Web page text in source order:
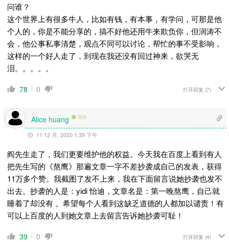
问谁？
这个世界上有很多牛人，比如有钱，有本事，有学问，可那是他
个人的，你是不能分享的，搞不好他还用牛来欺负你，但润涛不
会，他公事私事清楚，观点不同可以讨论，帮忙的事不受影响，
这样的一个好人走了，到现在我还没有回过神来，欲哭无
泪。。。。。
78 0 打开回复 (7)
Alice huang 离线
11 12 月, 2020 1:39 下午
阎先生走了，我们更要维护他的权益。今天我在百度上看到有人
把先生写的《熬鹰》那遍文章一字不差抄袭成自己的发表，获得
11万多个赞。我截图了发不上来，我在下面留言说她抄袭也发不
出去。抄袭的人是：yidi 怡迪，文章名是：第一晚熬鹰，自己就
睡着了却没有 。希望每个人看到这缺乏道德的人都加以谴责！有
可以上百度的人到她文章上去留言告诉她抄袭可耻！
39 0 打开回复 (4)